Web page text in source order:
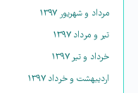
مرداد و شهریور ۱۳۹۷
تیر و مرداد ۱۳۹۷
خرداد و تیر ۱۳۹۷
اردیبهشت و خرداد ۱۳۹۷